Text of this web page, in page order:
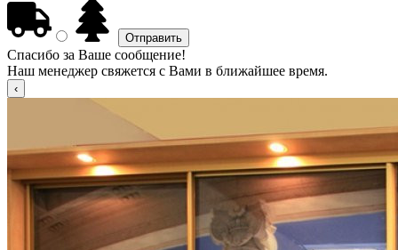
Спасибо за Ваше сообщение!
Наш менеджер свяжется с Вами в ближайшее время.